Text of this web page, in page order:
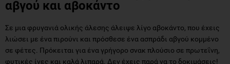
αβγού και αβοκάντο
Σε μια φρυγανιά ολικής άλεσης άλειψε λίγο αβοκάντο, που έχεις
λιώσει με ένα πιρούνι και πρόσθεσε ένα ασπράδι αβγού κομμένο
σε φέτες. Πρόκειται για ένα γρήγορο σνακ πλούσιο σε πρωτεΐνη,
φυτικές ίνες και καλά λιπαρά. Δεν έχεις παρά να το δοκιμάσεις!